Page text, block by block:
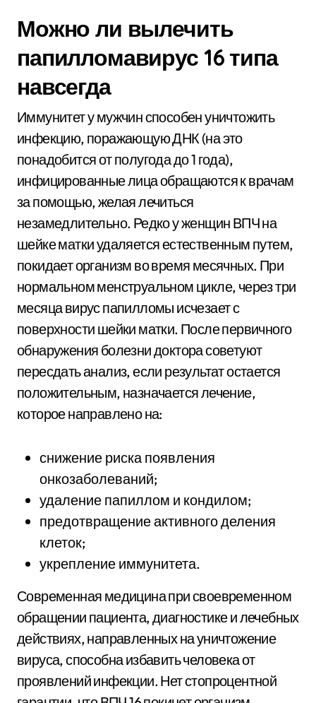
Можно ли вылечить
папилломавирус 16 типа
навсегда
Иммунитет у мужчин способен уничтожить
инфекцию, поражающую ДНК (на это
понадобится от полугода до 1 года),
инфицированные лица обращаются к врачам
за помощью, желая лечиться
незамедлительно. Редко у женщин ВПЧ на
шейке матки удаляется естественным путем,
покидает организм во время месячных. При
нормальном менструальном цикле, через три
месяца вирус папилломы исчезает с
поверхности шейки матки. После первичного
обнаружения болезни доктора советуют
пересдать анализ, если результат остается
положительным, назначается лечение,
которое направлено на:
снижение риска появления
онкозаболеваний;
удаление папиллом и кондилом;
предотвращение активного деления
клеток;
укрепление иммунитета.
Современная медицина при своевременном
обращении пациента, диагностике и лечебных
действиях, направленных на уничтожение
вируса, способна избавить человека от
проявлений инфекции. Нет стопроцентной